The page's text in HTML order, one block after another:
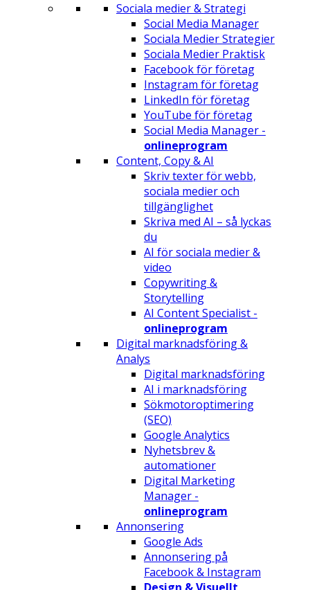
Sociala medier & Strategi
Social Media Manager
Sociala Medier Strategier
Sociala Medier Praktisk
Facebook för företag
Instagram för företag
LinkedIn för företag
YouTube för företag
Social Media Manager -
onlineprogram
Content, Copy & AI
Skriv texter för webb,
sociala medier och
tillgänglighet
Skriva med AI – så lyckas
du
AI för sociala medier &
video
Copywriting &
Storytelling
AI Content Specialist -
onlineprogram
Digital marknadsföring &
Analys
Digital marknadsföring
AI i marknadsföring
Sökmotoroptimering
(SEO)
Google Analytics
Nyhetsbrev &
automationer
Digital Marketing
Manager -
onlineprogram
Annonsering
Google Ads
Annonsering på
Facebook & Instagram